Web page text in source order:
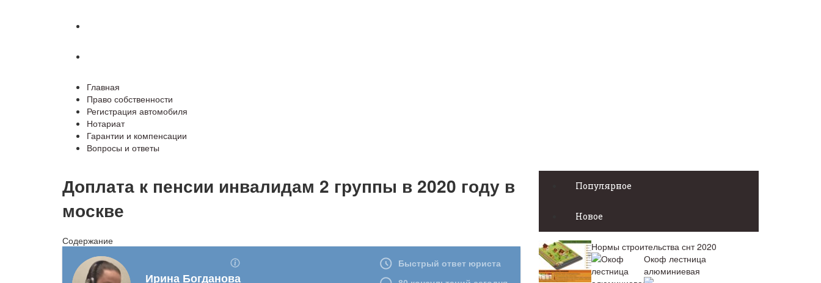
Главная
Право собственности
Регистрация автомобиля
Нотариат
Гарантии и компенсации
Вопросы и ответы
Доплата к пенсии инвалидам 2 группы в 2020 году в
москве
Содержание
Популярное
Новое
Нормы строительства снт 2020
Окоф лестница
алюминиевая